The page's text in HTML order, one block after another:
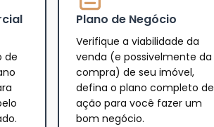
de
Plano de Negócio
Verifique a viabilidade da
venda (e possivelmente da
compra) de seu imóvel,
defina o plano completo de
ação para você fazer um
bom negócio.